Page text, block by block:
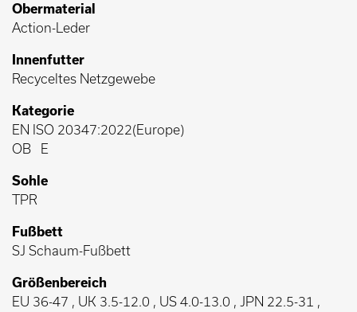
Obermaterial
Action-Leder
Innenfutter
Recyceltes Netzgewebe
Kategorie
EN ISO 20347:2022(Europe)
OB
E
Sohle
TPR
Fußbett
SJ Schaum-Fußbett
Größenbereich
EU 36-47 , UK 3.5-12.0 , US 4.0-13.0 , JPN 22.5-31 ,